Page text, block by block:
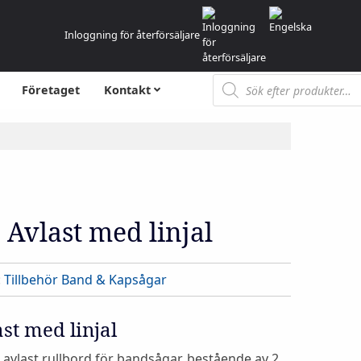
Inloggning för återförsäljare
Företaget Kontakt Produktsökning
Avlast med linjal
Tillbehör Band & Kapsågar
med linjal